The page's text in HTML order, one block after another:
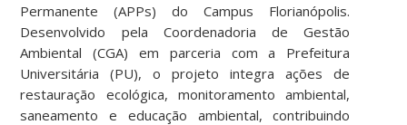
Permanente (APPs) do Campus Florianópolis.
Desenvolvido pela Coordenadoria de Gestão
Ambiental (CGA) em parceria com a Prefeitura
Universitária (PU), o projeto integra ações de
restauração ecológica, monitoramento ambiental,
saneamento e educação ambiental, contribuindo